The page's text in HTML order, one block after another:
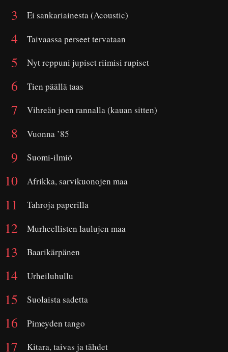
Ei sankariainesta (Acoustic)
Taivaassa perseet tervataan
Nyt reppuni jupiset riimisi rupiset
Tien päällä taas
Vihreän joen rannalla (kauan sitten)
Vuonna ’85
Suomi-ilmiö
Afrikka, sarvikuonojen maa
Tahroja paperilla
Murheellisten laulujen maa
Baarikärpänen
Urheiluhullu
Suolaista sadetta
Pimeyden tango
Kitara, taivas ja tähdet